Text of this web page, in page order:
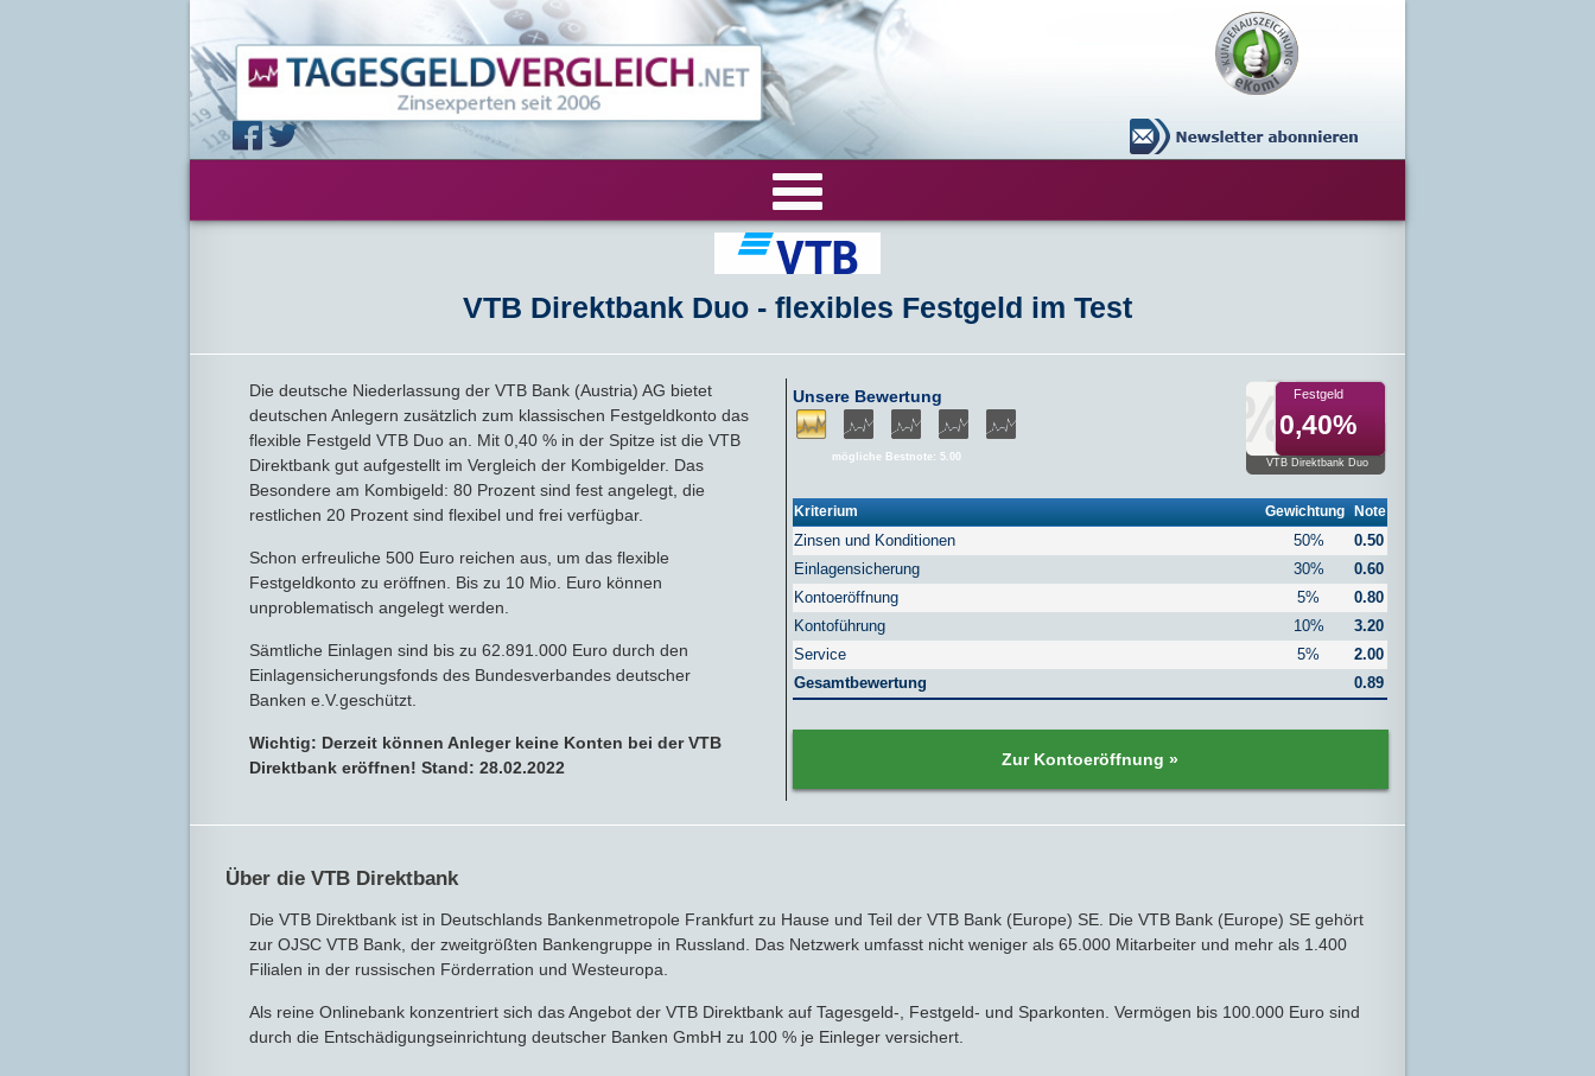
VERGLEICHE
Tagesgeld-Vergleich
Zinsvergleich
Tagesgeld mit Zinsgarantie
Nachhaltige Banken
RECHNER
Festgeldrechner
Tagesgeld-Test
Zinsbroker-Test
FIRMENANGEBOTE
Firmenfestgeld
Cash Management
ANLAGEALTERNATIVEN
Geldmarkt-ETFs
Sparbuch
Sparbriefe
Kombigeld
Sparplan
Fremdwährungskonto
RATGEBER
Ratgeber
Downloads
Lexikon
VERÖFFENTLICHUNGEN
Veröffentlichungen
Zinsradar
Statistiken
ALLGEMEINES
Impressum
Über uns
Newsletter
VTB Direktbank Duo - flexibles Festgeld im Test
Die deutsche Niederlassung der VTB Bank (Austria) AG bietet
deutschen Anlegern zusätzlich zum klassischen Festgeldkonto das
flexible Festgeld VTB Duo an. Mit 0,40 % in der Spitze ist die VTB
Direktbank gut aufgestellt im Vergleich der Kombigelder. Das
Besondere am Kombigeld: 80 Prozent sind fest angelegt, die
restlichen 20 Prozent sind flexibel und frei verfügbar.
Schon erfreuliche 500 Euro reichen aus, um das flexible
Festgeldkonto zu eröffnen. Bis zu 10 Mio. Euro können
unproblematisch angelegt werden.
Sämtliche Einlagen sind bis zu 62.891.000 Euro durch den
Einlagensicherungsfonds des Bundesverbandes deutscher
Banken e.V.geschützt.
Wichtig: Derzeit können Anleger keine Konten bei der VTB
Direktbank eröffnen! Stand: 28.02.2022
Unsere Bewertung
mögliche Bestnote: 5.00
Festgeld
0,40%
VTB Direktbank Duo
Kriterium Gewichtung Note
Zinsen und Konditionen 50%
0.50
Einlagensicherung
30%
0.60
Kontoeröffnung
5%
0.80
Kontoführung
10%
3.20
Service
5%
2.00
Gesamtbewertung
0.89
Zur Kontoeröffnung »
Über die VTB Direktbank
Die VTB Direktbank ist in Deutschlands Bankenmetropole Frankfurt zu Hause und Teil der VTB Bank (Europe) SE. Die VTB Bank (Europe) SE gehört
zur OJSC VTB Bank, der zweitgrößten Bankengruppe in Russland. Das Netzwerk umfasst nicht weniger als 65.000 Mitarbeiter und mehr als 1.400
Filialen in der russischen Förderration und Westeuropa.
Als reine Onlinebank konzentriert sich das Angebot der VTB Direktbank auf Tagesgeld-, Festgeld- und Sparkonten. Vermögen bis 100.000 Euro sind
durch die Entschädigungseinrichtung deutscher Banken GmbH zu 100 % je Einleger versichert.